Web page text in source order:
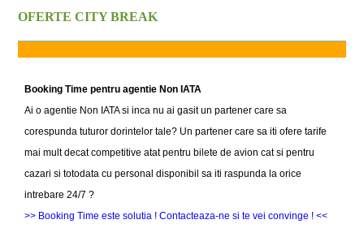
OFERTE CITY BREAK
Booking Time pentru agentie Non IATA
Ai o agentie Non IATA si inca nu ai gasit un partener care sa
corespunda tuturor dorintelor tale? Un partener care sa iti ofere tarife
mai mult decat competitive atat pentru bilete de avion cat si pentru
cazari si totodata cu personal disponibil sa iti raspunda la orice
intrebare 24/7 ?
>> Booking Time este solutia ! Contacteaza-ne si te vei convinge ! <<